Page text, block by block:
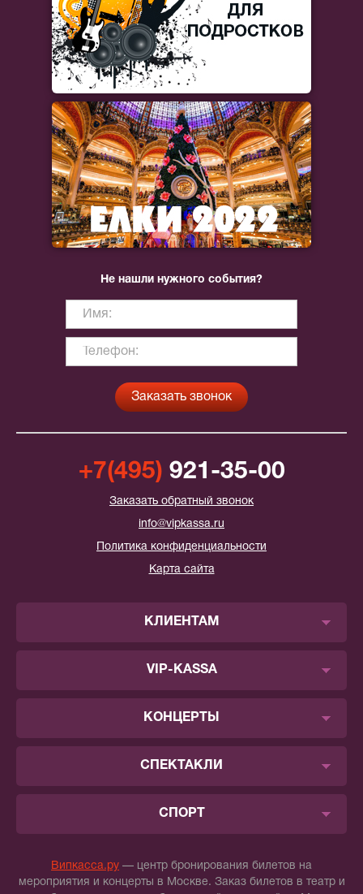
Не нашли нужного события?
+7(495) 921-35-00
Заказать обратный звонок
info@vipkassa.ru
Политика конфиденциальности
Карта сайта
КЛИЕНТАМ
VIP-KASSA
КОНЦЕРТЫ
СПЕКТАКЛИ
СПОРТ
Випкасса.ру — центр бронирования билетов на
мероприятия и концерты в Москве. Заказ билетов в театр и